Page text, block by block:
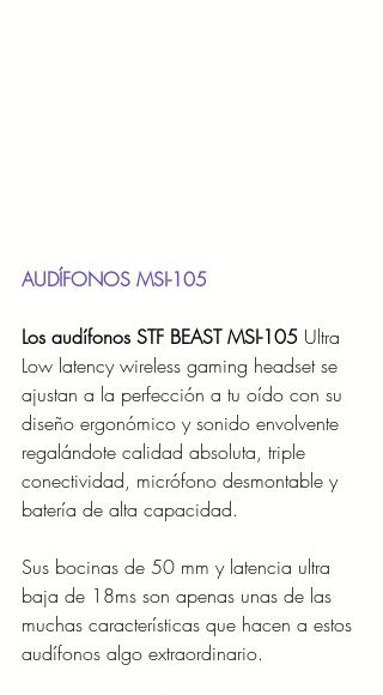
AUDÍFONOS MSI-105
Los audífonos STF BEAST MSI-105 Ultra
Low latency wireless gaming headset se
ajustan a la perfección a tu oído con su
diseño ergonómico y sonido envolvente
regalándote calidad absoluta, triple
conectividad, micrófono desmontable y
batería de alta capacidad.
Sus bocinas de 50 mm y latencia ultra
baja de 18ms son apenas unas de las
muchas características que hacen a estos
audífonos algo extraordinario.